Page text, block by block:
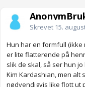
Skrevet 15.
Hun har en formfull
er lite flatterende på
slik de skal, så ser hun
Kim Kardashian, men alt
nødvendigvis like flott ut